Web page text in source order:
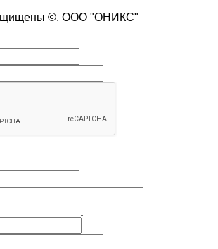
©. ООО "ОНИКС"